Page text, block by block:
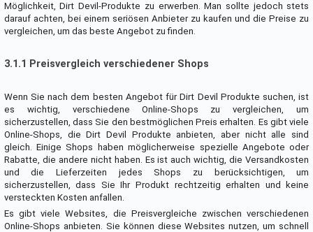
Möglichkeit, Dirt Devil-Produkte zu erwerben. Man sollte jedoch stets
darauf achten, bei einem seriösen Anbieter zu kaufen und die Preise zu
vergleichen, um das beste Angebot zu finden.
3.1.1 Preisvergleich verschiedener Shops
Wenn Sie nach dem besten Angebot für Dirt Devil Produkte suchen, ist
es wichtig, verschiedene Online-Shops zu vergleichen, um
sicherzustellen, dass Sie den bestmöglichen Preis erhalten. Es gibt viele
Online-Shops, die Dirt Devil Produkte anbieten, aber nicht alle sind
gleich. Einige Shops haben möglicherweise spezielle Angebote oder
Rabatte, die andere nicht haben. Es ist auch wichtig, die Versandkosten
und die Lieferzeiten jedes Shops zu berücksichtigen, um
sicherzustellen, dass Sie Ihr Produkt rechtzeitig erhalten und keine
versteckten Kosten anfallen.
Es gibt viele Websites, die Preisvergleiche zwischen verschiedenen
Online-Shops anbieten. Sie können diese Websites nutzen, um schnell